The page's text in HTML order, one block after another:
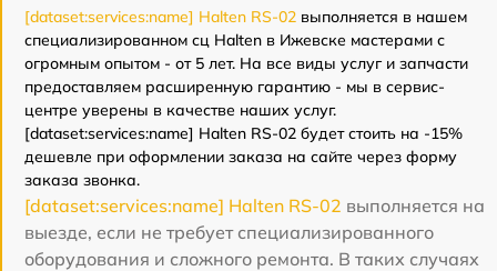
[dataset:services:name] Halten RS-02 выполняется в нашем
специализированном сц Halten в Ижевске мастерами с
огромным опытом - от 5 лет. На все виды услуг и запчасти
предоставляем расширенную гарантию - мы в сервис-
центре уверены в качестве наших услуг.
[dataset:services:name] Halten RS-02 будет стоить на -15%
дешевле при оформлении заказа на сайте через форму
заказа звонка.
[dataset:services:name] Halten RS-02 выполняется на
выезде, если не требует специализированного
оборудования и сложного ремонта. В таких случаях